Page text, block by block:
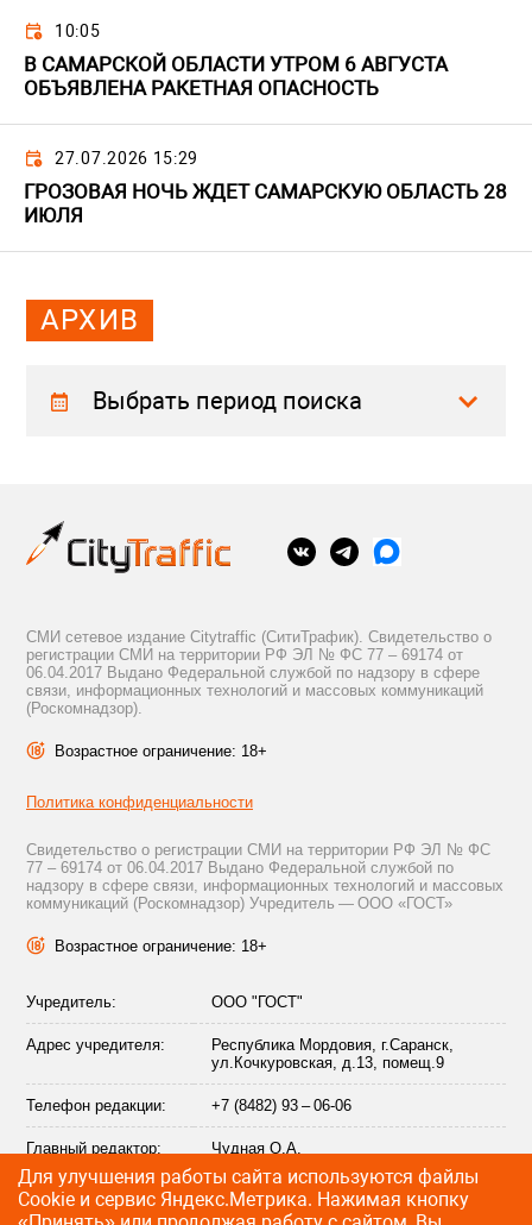
10:05
В САМАРСКОЙ ОБЛАСТИ УТРОМ 6 АВГУСТА
ОБЪЯВЛЕНА РАКЕТНАЯ ОПАСНОСТЬ
27.07.2026 15:29
ГРОЗОВАЯ НОЧЬ ЖДЕТ САМАРСКУЮ ОБЛАСТЬ 28
ИЮЛЯ
АРХИВ
Выбрать период поиска
СМИ сетевое издание Citytraffic (СитиТрафик). Свидетельство о
регистрации СМИ на территории РФ ЭЛ № ФС 77 – 69174 от
06.04.2017 Выдано Федеральной службой по надзору в сфере
связи, информационных технологий и массовых коммуникаций
(Роскомнадзор).
Возрастное ограничение: 18+
Политика конфиденциальности
Свидетельство о регистрации СМИ на территории РФ ЭЛ № ФС
77 – 69174 от 06.04.2017 Выдано Федеральной службой по
надзору в сфере связи, информационных технологий и массовых
коммуникаций (Роскомнадзор) Учредитель — ООО «ГОСТ»
Возрастное ограничение: 18+
Учредитель: ООО "ГОСТ"
Адрес учредителя:
Республика Мордовия, г.Саранск,
ул.Кочкуровская, д.13, помещ.9
Телефон редакции: +7 (8482) 93 – 06-06
Главный редактор: Чудная О.А.
Адрес электронной
почты редакции:
info@citytraffic.ru
Для улучшения работы сайта используются файлы
Сookie и сервис Яндекс.Метрика. Нажимая кнопку